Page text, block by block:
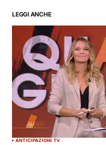
LEGGI ANCHE
ANTICIPAZIONI TV